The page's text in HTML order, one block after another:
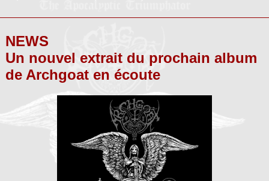
NEWS
Un nouvel extrait du prochain album
de Archgoat en écoute